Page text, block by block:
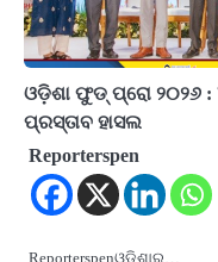
ଓଡ଼ିଶା ଫୁଡ୍ ପ୍ରୋ ୨୦୨୬
ପ୍ରସ୍ତାବ ହାସଲ
Reporterspen
Reporterspenଓଡ଼ିଶାର…